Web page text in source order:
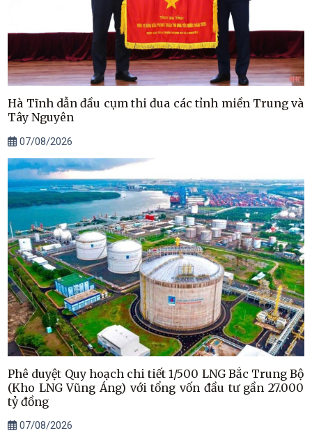
Hà Tĩnh dẫn đầu cụm thi đua các tỉnh miền Trung và
Tây Nguyên
07/08/2026
Phê duyệt Quy hoạch chi tiết 1/500 LNG Bắc Trung Bộ
(Kho LNG Vũng Áng) với tổng vốn đầu tư gần 27.000
tỷ đồng
07/08/2026